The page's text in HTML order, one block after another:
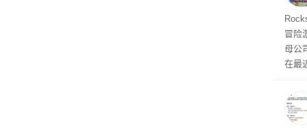
起
防御
气将
发效
期
冒险
母公
在最
ss